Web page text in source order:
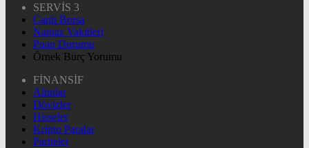
SERVİS 3
Canlı Borsa
Namaz Vakitleri
Puan Durumu
Örnek Burç Yorumu
FİNANSİF
Altınlar
Dövizler
Hisseler
Kripto Paralar
Pariteler